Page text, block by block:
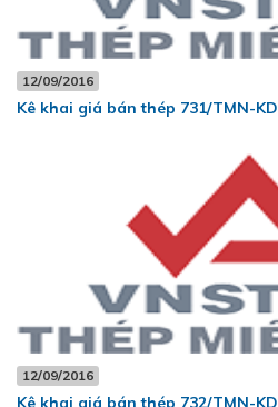
12/09/2016
Kê khai giá bán thép 731/TMN-KD
12/09/2016
Kê khai giá bán thép 732/TMN-KD